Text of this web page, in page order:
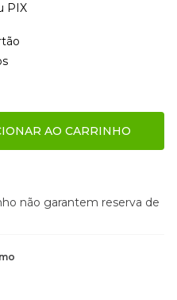
PIX
AO CARRINHO
não garantem reserva de